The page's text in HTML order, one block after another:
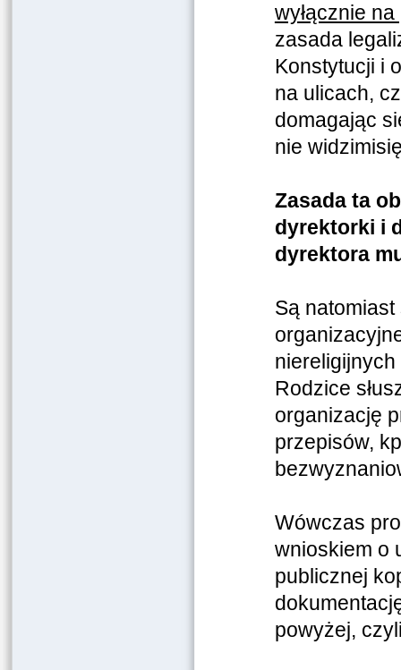
wyłącznie
zasada
Konstytucji i
na ulicach,
domagając
nie
Zasada ta
dyrektorki i
dyrektora
Są
Rodzice
organizację
przepisów,
Wówczas
wnioskiem o
publicznej
powyżej,